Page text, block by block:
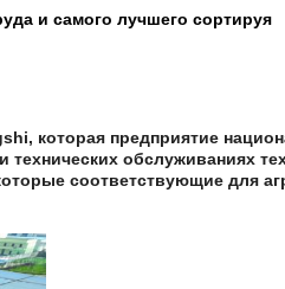
и самого лучшего сортируя
которая предприятие
обслуживаниях
соответствующие для